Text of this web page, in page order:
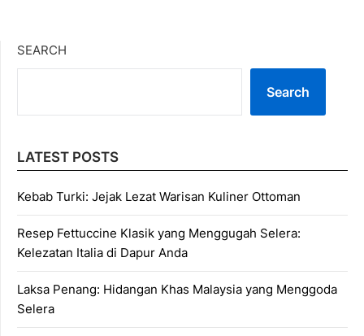
SEARCH
Search
LATEST POSTS
Kebab Turki: Jejak Lezat Warisan Kuliner Ottoman
Resep Fettuccine Klasik yang Menggugah Selera:
Kelezatan Italia di Dapur Anda
Laksa Penang: Hidangan Khas Malaysia yang Menggoda
Selera